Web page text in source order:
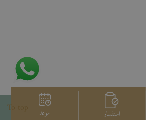
استفسار موعد To top